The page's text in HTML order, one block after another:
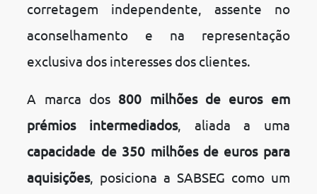
corretagem independente, assente no
aconselhamento e na representação
exclusiva dos interesses dos clientes.
A marca dos 800 milhões de euros em
prémios intermediados, aliada a uma
capacidade de 350 milhões de euros para
aquisições, posiciona a SABSEG como um